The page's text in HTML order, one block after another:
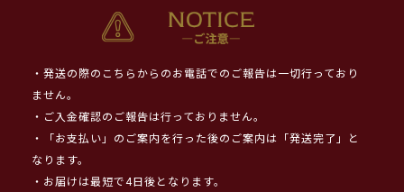
・発送の際のこちらからのお電話でのご報告は一切行っており
ません。
・ご入金確認のご報告は行っておりません。
・「お支払い」のご案内を行った後のご案内は「発送完了」と
なります。
・お届けは最短で4日後となります。